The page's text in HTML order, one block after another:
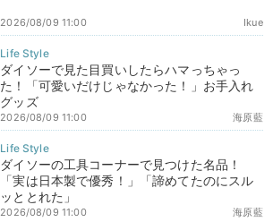
Ikue
2026/08/09 11:00
ダイソーで見た目買いしたらハマっちゃっ
た！「可愛いだけじゃなかった！」お手入れ
グッズ
海原藍
2026/08/09 11:00
ダイソーの工具コーナーで見つけた名品！
「実は日本製で優秀！」「諦めてたのにスル
ッととれた」
海原藍
2026/08/09 11:00